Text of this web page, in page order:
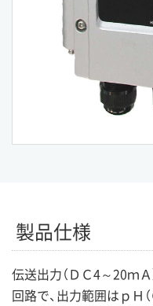
製品仕様
伝送出力（ＤＣ4～20ｍ
回路で、出力範囲はｐＨ